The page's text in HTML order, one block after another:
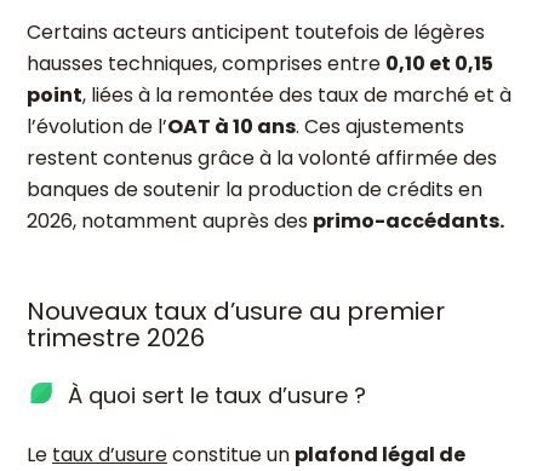
Certains acteurs anticipent toutefois de légères
hausses techniques, comprises entre 0,10 et 0,15
point, liées à la remontée des taux de marché et à
l’évolution de l’OAT à 10 ans. Ces ajustements
restent contenus grâce à la volonté affirmée des
banques de soutenir la production de crédits en
2026, notamment auprès des primo-accédants.
Nouveaux taux d’usure au premier
trimestre 2026
À quoi sert le taux d’usure ?
Le taux d’usureconstitue un plafond légal de